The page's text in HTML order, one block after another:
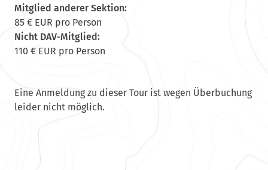
Mitglied anderer Sektion:
85 € EUR pro Person
Nicht DAV-Mitglied:
110 € EUR pro Person
Eine Anmeldung zu dieser Tour ist wegen Überbuchung
leider nicht möglich.